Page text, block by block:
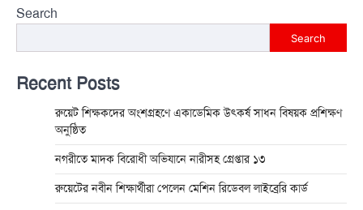
Search
Search
Recent Posts
রুয়েট শিক্ষকদের অংশগ্রহণে একাডেমিক উৎকর্ষ সাধন বিষয়ক প্রশিক্ষণ
অনুষ্ঠিত
নগরীতে মাদক বিরোধী অভিযানে নারীসহ গ্রেপ্তার ১৩
রুয়েটের নবীন শিক্ষার্থীরা পেলেন মেশিন রিডেবল লাইব্রেরি কার্ড